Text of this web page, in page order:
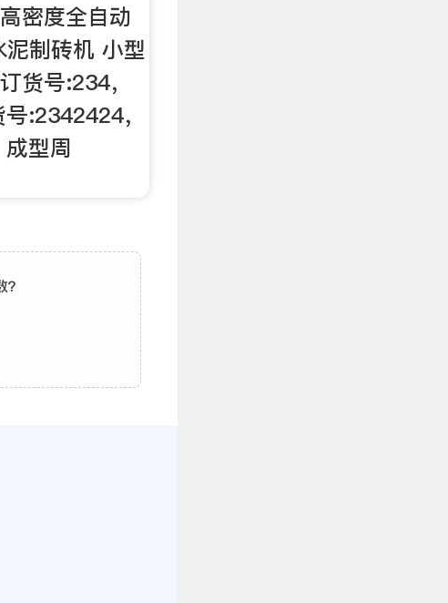
密度全自动
制砖机 小型
货号:234，
:2342424，
型周